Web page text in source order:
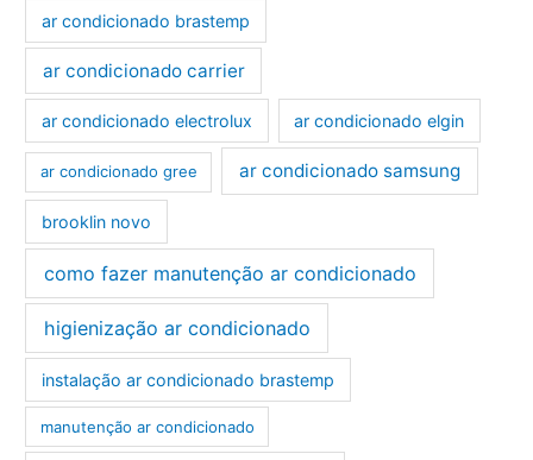
ar condicionado brastemp
ar condicionado carrier
ar condicionado electrolux ar condicionado elgin
ar condicionado gree ar condicionado samsung
brooklin novo
como fazer manutenção ar condicionado
higienização ar condicionado
instalação ar condicionado brastemp
manutenção ar condicionado